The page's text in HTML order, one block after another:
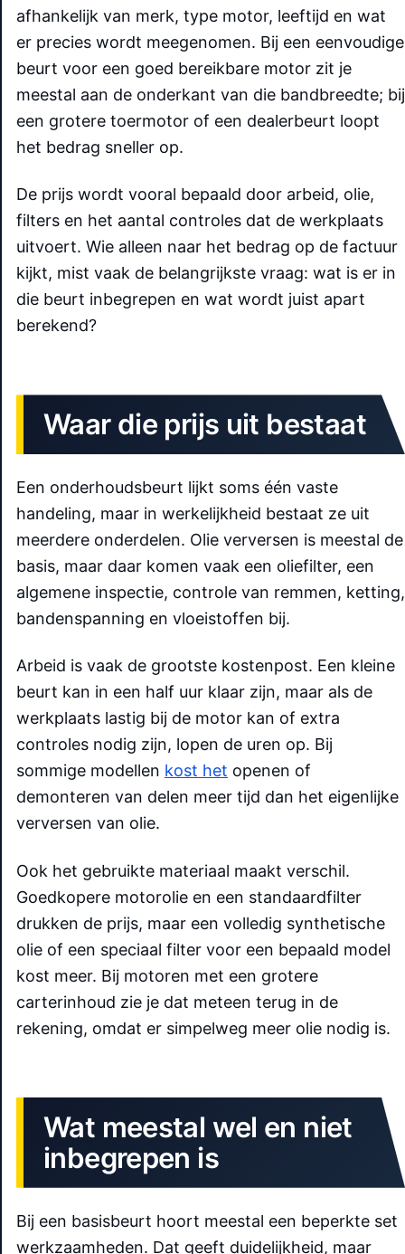
afhankelijk van merk, type motor, leeftijd en wat
er precies wordt meegenomen. Bij een eenvoudige
beurt voor een goed bereikbare motor zit je
meestal aan de onderkant van die bandbreedte; bij
een grotere toermotor of een dealerbeurt loopt
het bedrag sneller op.
De prijs wordt vooral bepaald door arbeid, olie,
filters en het aantal controles dat de werkplaats
uitvoert. Wie alleen naar het bedrag op de factuur
kijkt, mist vaak de belangrijkste vraag: wat is er in
die beurt inbegrepen en wat wordt juist apart
berekend?
Waar die prijs uit bestaat
Een onderhoudsbeurt lijkt soms één vaste
handeling, maar in werkelijkheid bestaat ze uit
meerdere onderdelen. Olie verversen is meestal de
basis, maar daar komen vaak een oliefilter, een
algemene inspectie, controle van remmen, ketting,
bandenspanning en vloeistoffen bij.
Arbeid is vaak de grootste kostenpost. Een kleine
beurt kan in een half uur klaar zijn, maar als de
werkplaats lastig bij de motor kan of extra
controles nodig zijn, lopen de uren op. Bij
sommige modellen kost het openen of
demonteren van delen meer tijd dan het eigenlijke
verversen van olie.
Ook het gebruikte materiaal maakt verschil.
Goedkopere motorolie en een standaardfilter
drukken de prijs, maar een volledig synthetische
olie of een speciaal filter voor een bepaald model
kost meer. Bij motoren met een grotere
carterinhoud zie je dat meteen terug in de
rekening, omdat er simpelweg meer olie nodig is.
Wat meestal wel en niet
inbegrepen is
Bij een basisbeurt hoort meestal een beperkte set
werkzaamheden. Dat geeft duidelijkheid, maar